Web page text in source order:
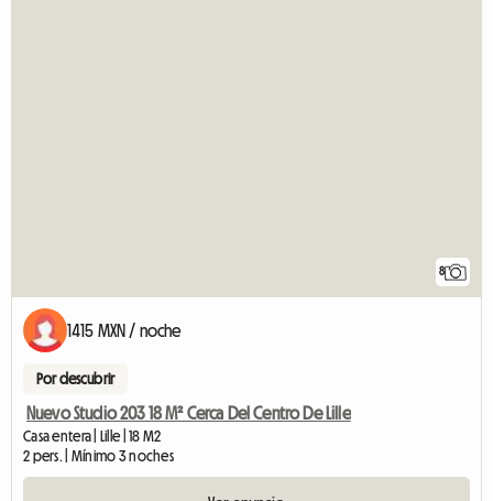
8
1415 MXN / noche
Por descubrir
Nuevo Studio 203 18 M² Cerca Del Centro De Lille
Casa entera | Lille | 18 M2
2 pers. | Mínimo 3 noches